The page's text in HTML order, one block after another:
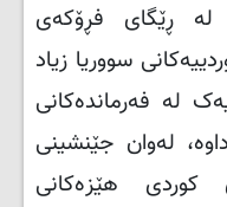
لە ڕێگای فڕۆکەی
سووریا زیاد
لە فەرماندەکانی
لەوان جێنشینی
کوردی هێزەکانی